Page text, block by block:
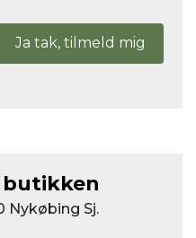
Ja tak, tilmeld mig
butikken
Nykøbing Sj.